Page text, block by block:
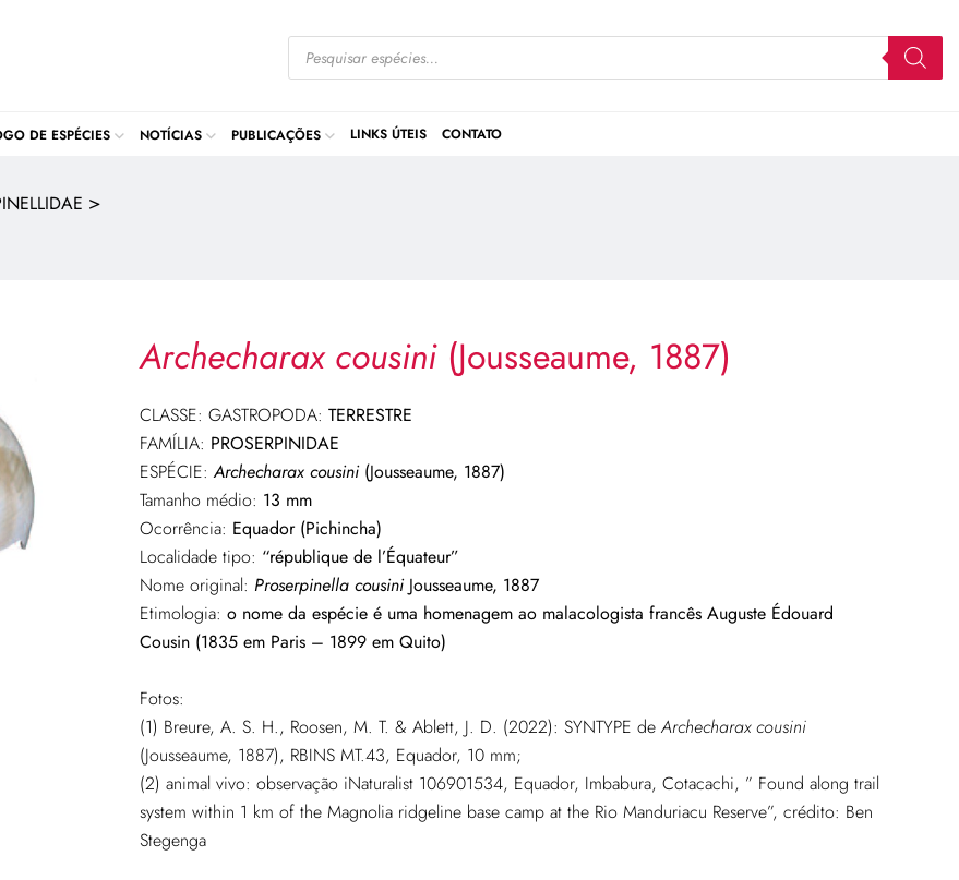
DE ESPÉCIES NOTÍCIAS PUBLICAÇÕES LINKS ÚTEIS CONTATO
>
Archecharax cousini(Jousseaume, 1887)
CLASSE: GASTROPODA: TERRESTRE
FAMÍLIA: PROSERPINIDAE
ESPÉCIE:Archecharax cousini(Jousseaume, 1887)
Tamanho médio: 13 mm
Ocorrência: Equador (Pichincha)
Localidade tipo: “république de l’Équateur”
Nome original: Proserpinella cousiniJousseaume, 1887
Etimologia: o nome da espécie é uma homenagem ao malacologista francês Auguste Édouard
Cousin (1835 em Paris – 1899 em Quito)
Fotos:
(1) Breure, A. S. H., Roosen, M. T. & Ablett, J. D. (2022): SYNTYPE de Archecharax cousini
(Jousseaume, 1887), RBINS MT.43, Equador, 10 mm;
(2) animal vivo: observação iNaturalist 106901534, Equador, Imbabura, Cotacachi, ” Found along trail
system within 1 km of the Magnolia ridgeline base camp at the Rio Manduriacu Reserve”, crédito: Ben
Stegenga